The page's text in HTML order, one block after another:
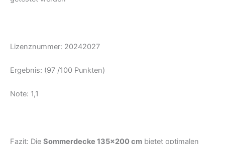
Lizenznummer: 20242027
Ergebnis: (97 /100 Punkten)
Note: 1,1
Fazit: Die Sommerdecke 135×200 cm bietet optimalen